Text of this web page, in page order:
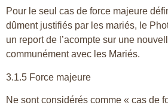
Pour le seul cas de force majeure
dûment justifiés par les mariés, le
un report de l’acompte sur une
communément avec les Mariés.
3.1.5 Force majeure
Ne sont considérés comme « cas de